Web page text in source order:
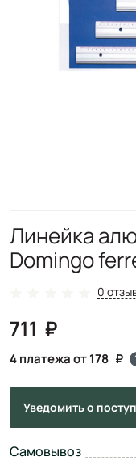
Линейка
Domingo
0
711
4 платежа от 178
Уведомитьо
Самовывоз